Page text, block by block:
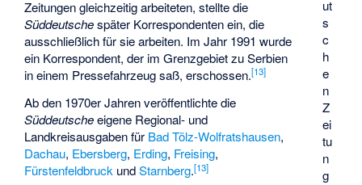
ut
s
c
h
e
n
Z
ei
tu
n
g
Zeitungen gleichzeitig arbeiteten, stellte die
Süddeutschespäter Korrespondenten ein, die
ausschließlich für sie arbeiten. Im Jahr 1991 wurde
ein Korrespondent, der im Grenzgebiet zu Serbien
in einem Pressefahrzeug saß, erschossen.[13]
Ab den 1970er Jahren veröffentlichte die
Süddeutscheeigene Regional- und
Landkreisausgaben für Bad Tölz-Wolfratshausen,
Dachau, Ebersberg, Erding, Freising,
Fürstenfeldbruck undStarnberg.[13]